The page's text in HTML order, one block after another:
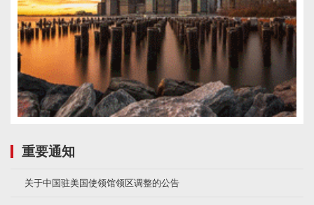
重要通知
关于中国驻美国使领馆领区调整的公告